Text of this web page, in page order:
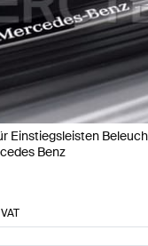
Einstiegsleisten
Benz